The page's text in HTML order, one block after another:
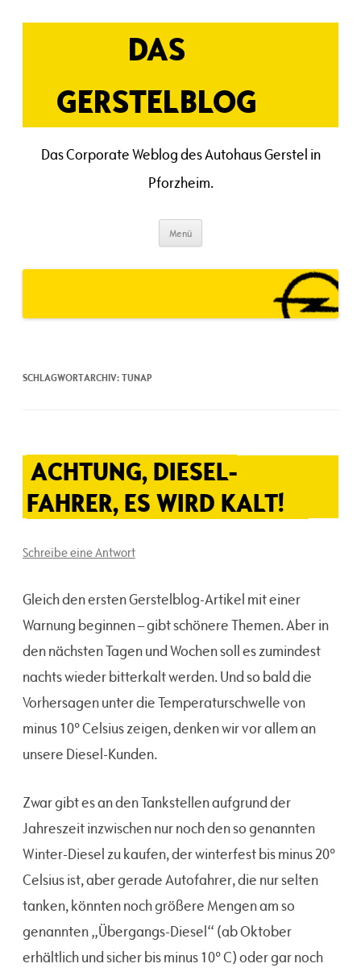
Inhalt
DAS
GERSTELBLOG
Das Corporate Weblog des Autohaus Gerstel in
Pforzheim.
Menü
SCHLAGWORTARCHIV:TUNAP
ACHTUNG, DIESEL-
FAHRER, ES WIRD KALT!
Schreibe eine Antwort
Gleich den ersten Gerstelblog-Artikel mit einer
Warnung beginnen – gibt schönere Themen. Aber in
den nächsten Tagen und Wochen soll es zumindest
nachts wieder bitterkalt werden. Und so bald die
Vorhersagen unter die Temperaturschwelle von
minus 10° Celsius zeigen, denken wir vor allem an
unsere Diesel-Kunden.
Zwar gibt es an den Tankstellen aufgrund der
Jahreszeit inzwischen nur noch den so genannten
Winter-Diesel zu kaufen, der winterfest bis minus 20°
Celsius ist, aber gerade Autofahrer, die nur selten
tanken, könnten noch größere Mengen am so
genannten „Übergangs-Diesel“ (ab Oktober
erhältlich und sicher bis minus 10° C) oder gar noch